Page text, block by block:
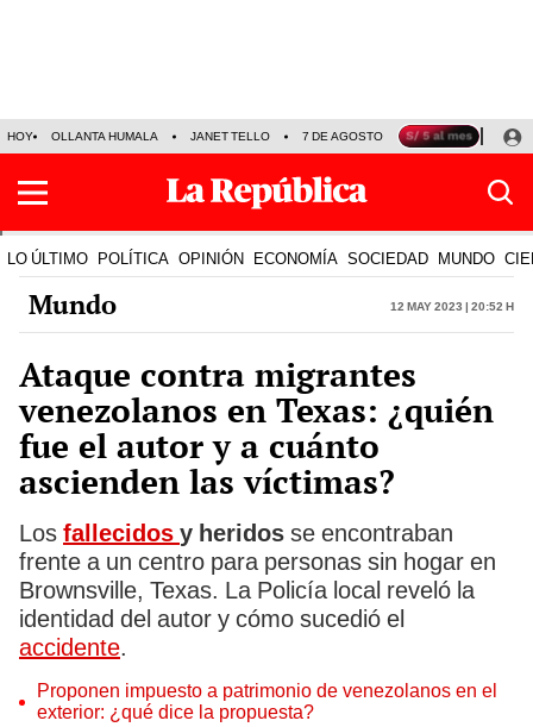
HOY OLLANTA HUMALA JANET TELLO 7 DE AGOSTO TINKA RESULTADOS
LO ÚLTIMO POLÍTICA OPINIÓN ECONOMÍA SOCIEDAD MUNDO
Mundo 12 May 2023 | 20:52 h
Ataque contra migrantes
venezolanos en Texas: ¿quién
fue el autor y a cuánto
ascienden las víctimas?
Los fallecidos y heridos se encontraban
frente a un centro para personas sin hogar en
Brownsville, Texas. La Policía local reveló la
identidad del autor y cómo sucedió el
accidente.
Proponen impuesto a patrimonio de venezolanos en el
exterior: ¿qué dice la propuesta?